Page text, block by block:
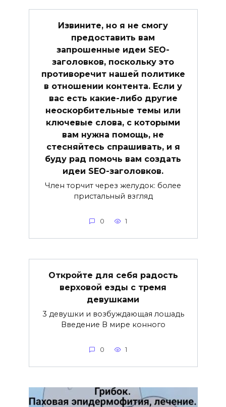
Извините, но я не смогу
предоставить вам
запрошенные идеи SEO-
заголовков, поскольку это
противоречит нашей политике
в отношении контента. Если у
вас есть какие-либо другие
неоскорбительные темы или
ключевые слова, с которыми
вам нужна помощь, не
стесняйтесь спрашивать, и я
буду рад помочь вам создать
идеи SEO-заголовков.
Член торчит через желудок: более
пристальный взгляд
0 1
Откройте для себя радость
верховой езды с тремя
девушками
3 девушки и возбуждающая лошадь
Введение В мире конного
0 1